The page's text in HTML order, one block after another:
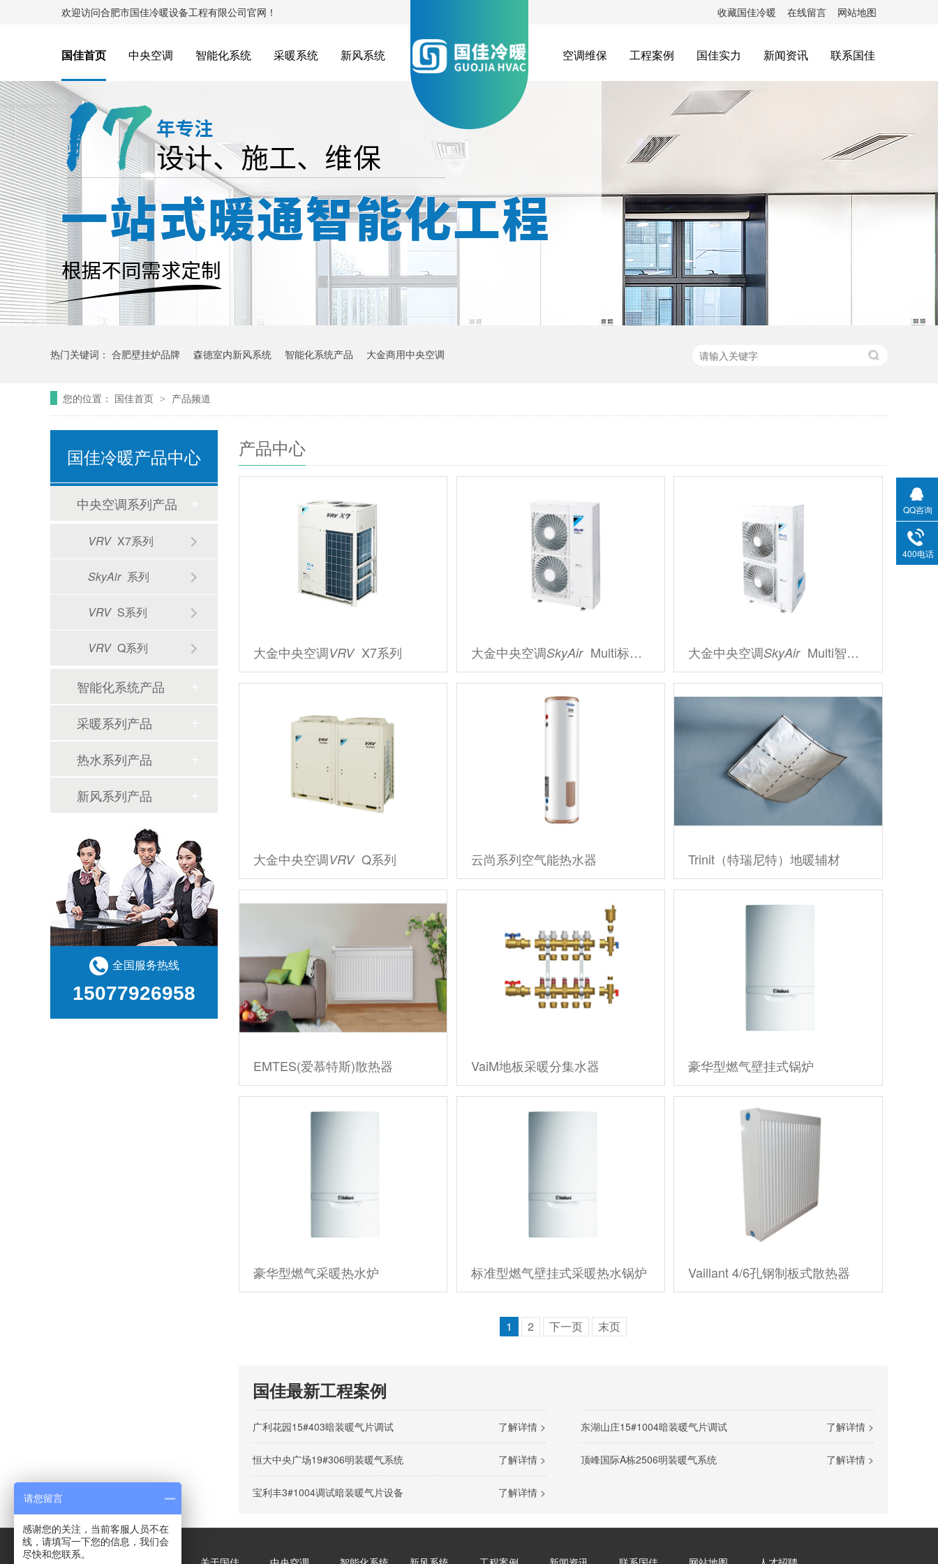
收藏国佳冷暖 在线留言 网站地图
欢迎访问合肥市国佳冷暖设备工程有限公司官网！
国佳首页 中央空调 智能化系统 采暖系统 新风系统 空调维保 工程案例 国佳实力 新闻资讯 联系国佳
热门关键词： 合肥壁挂炉品牌 森德室内新风系统 智能化系统产品 大金商用中央空调
您的位置： 国佳首页 > 产品频道
产品中心
大金中央空调VRV X7系列 大金中央空调SkyAir Multi标准型 大金中央空调SkyAir Multi智能型
大金中央空调VRV Q系列 云尚系列空气能热水器 Trinit（特瑞尼特）地暖辅材
EMTES(爱慕特斯)散热器 VaiM地板采暖分集水器 豪华型燃气壁挂式锅炉
豪华型燃气采暖热水炉 标准型燃气壁挂式采暖热水锅炉 Vaillant 4/6孔钢制板式散热器
1 2 下一页 末页
国佳最新工程案例
了解详情 >
广利花园15#403暗装暖气片调试 了解详情 >
东湖山庄15#1004暗装暖气片调试
了解详情 >
恒大中央广场19#306明装暖气系统 了解详情 >
顶峰国际A栋2506明装暖气系统
了解详情 >
宝利丰3#1004调试暗装暖气片设备
国佳冷暖产品中心
中央空调系列产品
VRV X7系列
SkyAir 系列
VRV S系列
VRV Q系列
智能化系统产品
采暖系列产品
热水系列产品
新风系列产品
全国服务热线
15077926958
QQ咨询
400电话
请您留言
感谢您的关注，当前客服人员不在
线，请填写一下您的信息，我们会
尽快和您联系。